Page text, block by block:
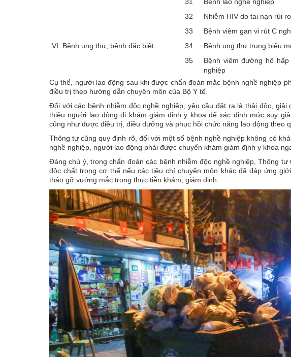
31
Bệnh lao nghề nghiệp
32
Nhiễm HIV do tai nạn rủi
33
Bệnh viêm gan vi rút C
VI. Bệnh ung thư, bệnh đặc biệt
34
Bệnh ung thư trung biểu
35
Bệnh viêm đường hô
nghiệp
Cụ thể, người lao động sau khi được chẩn đoán mắc bệnh nghề nghiệp
điều trị theo hướng dẫn chuyên môn của Bộ Y tế.
Đối với các bệnh nhiễm độc nghề nghiệp, yêu cầu đặt ra là thải độc,
thiệu người lao động đi khám giám định y khoa để xác định mức suy
cũng như được điều trị, điều dưỡng và phục hồi chức năng lao động theo
Thông tư cũng quy định rõ, đối với một số bệnh nghề nghiệp không có
nghề nghiệp, người lao động phải được chuyển khám giám định y khoa
Đáng chú ý, trong chẩn đoán các bệnh nhiễm độc nghề nghiệp, Thông
độc chất trong cơ thể nếu các tiêu chí chuyên môn khác đã đáp ứng
tháo gỡ vướng mắc trong thực tiễn khám, giám định.